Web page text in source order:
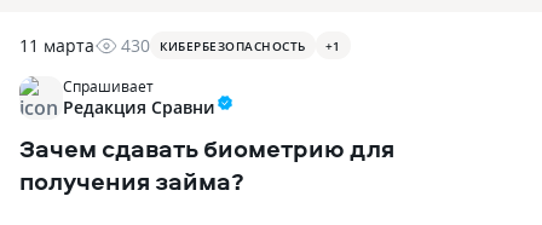
11 марта 430 КИБЕРБЕЗОПАСНОСТЬ +1
Спрашивает
Редакция Сравни
Зачем сдавать биометрию для
получения займа?